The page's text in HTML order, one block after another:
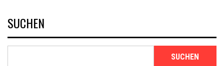
SUCHEN
SUCHEN